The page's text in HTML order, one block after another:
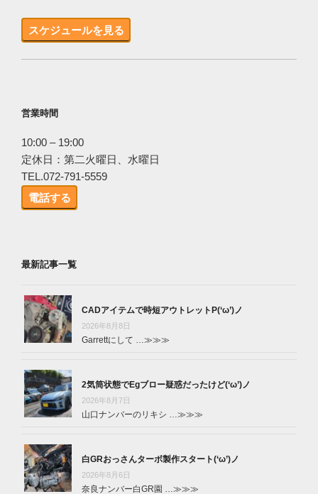
スケジュールを見る
営業時間
10:00 – 19:00
定休日：第二火曜日、水曜日
TEL.072-791-5559
電話する
最新記事一覧
CADアイテムで時短アウトレットP(‘ω’)ノ
2026年8月8日
Garrettにして …≫≫≫
2気筒状態でEgブロー疑惑だったけど(‘ω’)ノ
2026年8月7日
山口ナンバーのリキシ …≫≫≫
白GRおっさんターボ製作スタート(‘ω’)ノ
2026年8月6日
奈良ナンバー白GR園 …≫≫≫